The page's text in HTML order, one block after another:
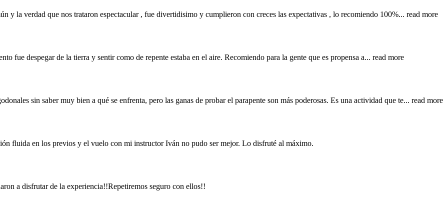
y la verdad que nos trataron espectacular , fue divertidisimo y cumplieron con creces las expectativas , lo recomiendo 100%... read more
fue despegar de la tierra y sentir como de repente estaba en el aire. Recomiendo para la gente que es propensa a... read more
sin saber muy bien a qué se enfrenta, pero las ganas de probar el parapente son más poderosas. Es una actividad que te... read more
fluida en los previos y el vuelo con mi instructor Iván no pudo ser mejor. Lo disfruté al máximo.
a disfrutar de la experiencia!!Repetiremos seguro con ellos!!